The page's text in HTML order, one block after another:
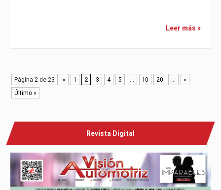
Leer más »
Página 2 de 23 « 1 2 3 4 5 ... 10 20 ...
»
Último »
Revista Digital